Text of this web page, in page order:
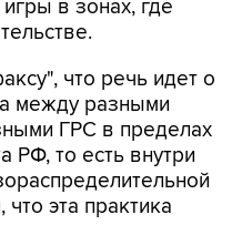
что речь идет о
ГРС в пределах
РФ, то есть внутри
эта практика
пока с какого-то
"Газпром".